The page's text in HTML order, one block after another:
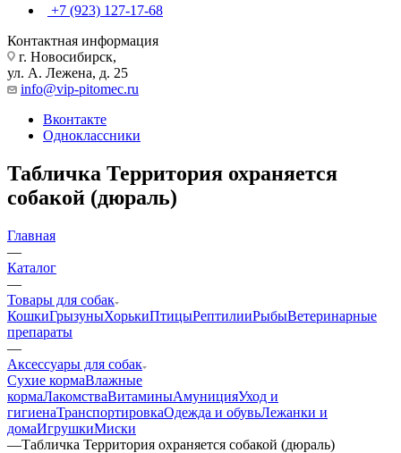
+7 (923) 127-17-68
Контактная информация
г. Новосибирск,
ул. А. Лежена, д. 25
info@vip-pitomec.ru
Вконтакте
Одноклассники
Табличка Территория охраняется
собакой (дюраль)
Главная
—
Каталог
—
Товары для собак
КошкиГрызуныХорькиПтицыРептилииРыбыВетеринарные
препараты
—
Аксессуары для собак
Сухие кормаВлажные
кормаЛакомстваВитаминыАмуницияУход и
гигиенаТранспортировкаОдежда и обувьЛежанки и
домаИгрушкиМиски
—Табличка Территория охраняется собакой (дюраль)